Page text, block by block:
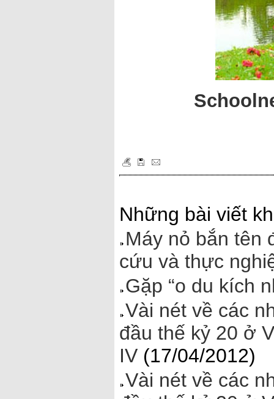
Những bài viết
Máy nỏ bắn tên
cứu và thực
Gặp “o du kích
Vài nét về các
đầu thế kỷ 20 ở
IV (17/04/2012)
Vài nét về các